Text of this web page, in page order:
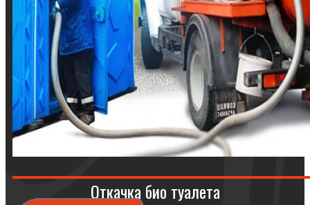
Откачка био туалета